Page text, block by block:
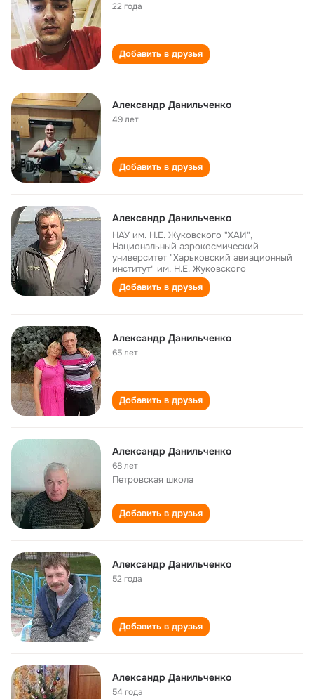
22 года
Добавить в друзья
Александр Данильченко
49 лет
Добавить в друзья
Александр Данильченко
НАУ им. Н.Е. Жуковского "ХАИ",
Национальный аэрокосмический
университет "Харьковский авиационный
институт" им. Н.Е. Жуковского
Добавить в друзья
Александр Данильченко
65 лет
Добавить в друзья
Александр Данильченко
68 лет
Петровская школа
Добавить в друзья
Александр Данильченко
52 года
Добавить в друзья
Александр Данильченко
54 года